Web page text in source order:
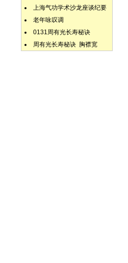
上海气功学术沙龙座谈纪要
老年咏叹调
0131周有光长寿秘诀
周有光长寿秘诀 胸襟宽